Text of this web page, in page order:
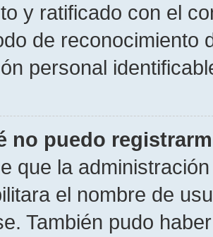
y ratificado con el
de reconocimiento
personal
no puedo
que la
el nombre de
También pudo